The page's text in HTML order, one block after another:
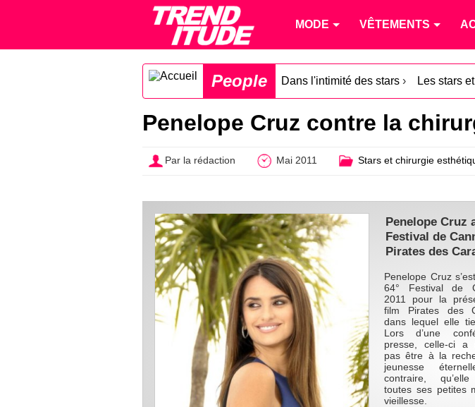
MODE VÊTEMENTS
People Dans l'intimité des stars › Les stars
Penelope Cruz contre la
Par la rédaction Mai 2011 Stars et chirurgie
Penelope Cruz
Festival de
Pirates des
Penelope Cruz
64° Festival de
2011 pour la
film Pirates des
dans lequel elle
Lors d’une
presse, celle-ci a
pas être à la
jeunesse
contraire,
toutes ses petites
vieillesse.